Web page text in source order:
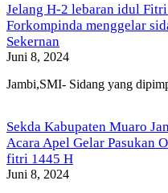
Jelang H-2 lebaran idul
Forkompinda menggelar
Sekernan
Juni 8, 2024
Jambi,SMI- Sidang yang
Sekda Kabupaten Muaro
Acara Apel Gelar Pasukan
fitri 1445 H
Juni 8, 2024